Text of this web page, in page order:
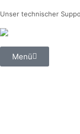
Unser technischer
Menü